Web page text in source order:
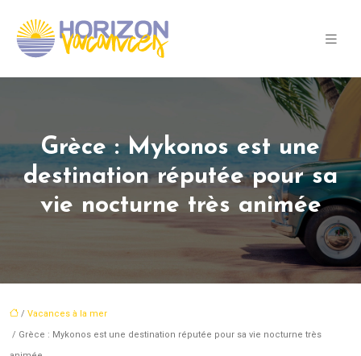
Grèce : Mykonos est une
destination réputée pour sa
vie nocturne très animée
/ Vacances à la mer
/ Grèce : Mykonos est une destination réputée pour sa vie nocturne très